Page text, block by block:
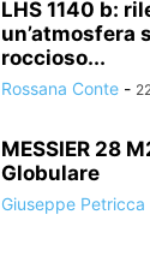
LHS 1140 b:
un’atmosfera
roccioso...
Rossana Conte -
MESSIER 28
Globulare
Giuseppe Petricca